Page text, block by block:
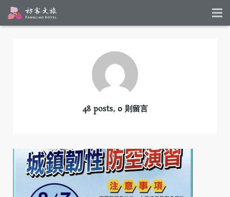
48 posts, 0 則留言